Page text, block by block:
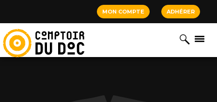
MON COMPTE ADHÉRER
Cookies management panel